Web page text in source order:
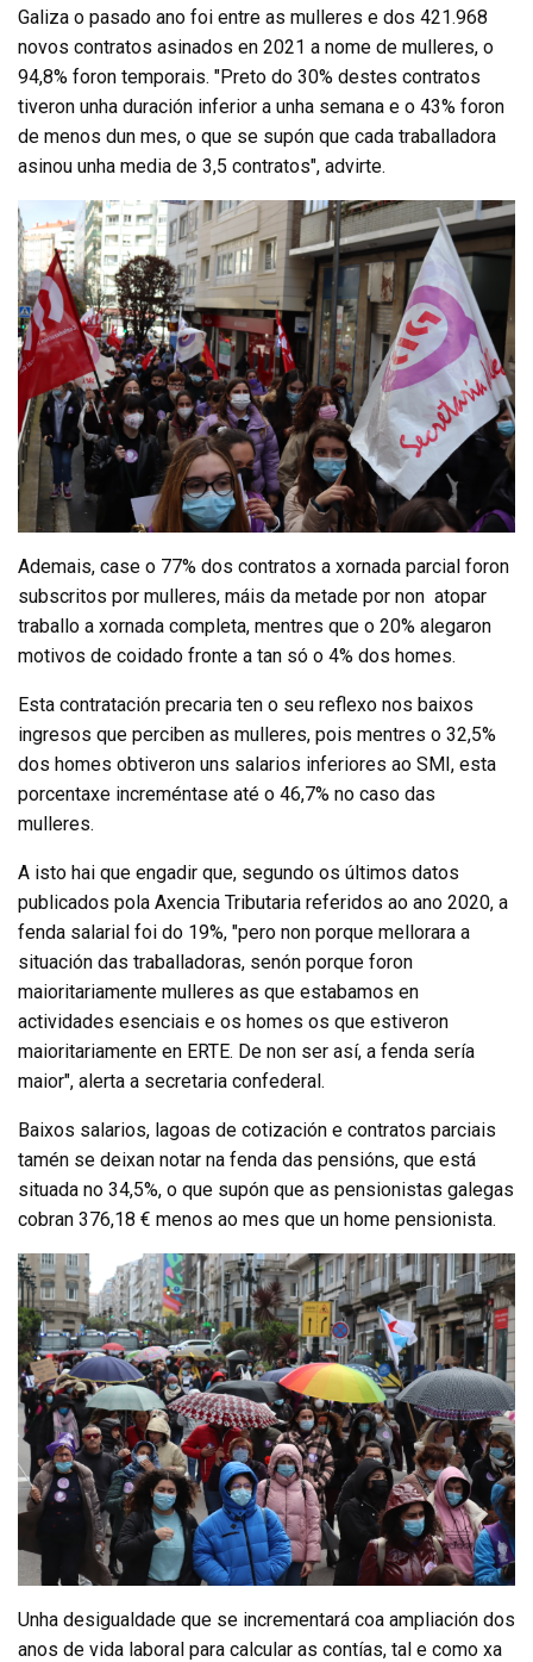
Galiza o pasado ano foi entre as mulleres e dos 421.968
novos contratos asinados en 2021 a nome de mulleres, o
94,8% foron temporais. "Preto do 30% destes contratos
tiveron unha duración inferior a unha semana e o 43% foron
de menos dun mes, o que se supón que cada traballadora
asinou unha media de 3,5 contratos", advirte.
Ademais, case o 77% dos contratos a xornada parcial foron
subscritos por mulleres, máis da metade por non atopar
traballo a xornada completa, mentres que o 20% alegaron
motivos de coidado fronte a tan só o 4% dos homes.
Esta contratación precaria ten o seu reflexo nos baixos
ingresos que perciben as mulleres, pois mentres o 32,5%
dos homes obtiveron uns salarios inferiores ao SMI, esta
porcentaxe increméntase até o 46,7% no caso das
mulleres.
A isto hai que engadir que, segundo os últimos datos
publicados pola Axencia Tributaria referidos ao ano 2020, a
fenda salarial foi do 19%, "pero non porque mellorara a
situación das traballadoras, senón porque foron
maioritariamente mulleres as que estabamos en
actividades esenciais e os homes os que estiveron
maioritariamente en ERTE. De non ser así, a fenda sería
maior", alerta a secretaria confederal.
Baixos salarios, lagoas de cotización e contratos parciais
tamén se deixan notar na fenda das pensións, que está
situada no 34,5%, o que supón que as pensionistas galegas
cobran 376,18 € menos ao mes que un home pensionista.
Unha desigualdade que se incrementará coa ampliación dos
anos de vida laboral para calcular as contías, tal e como xa